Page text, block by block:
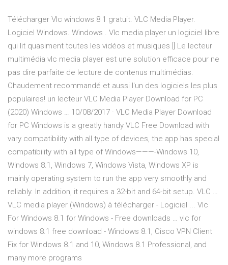
Télécharger Vlc windows 8 1 gratuit. VLC Media Player.
Logiciel Windows. Windows . Vlc media player un logiciel libre
qui lit quasiment toutes les vidéos et musiques [] Le lecteur
multimédia vlc media player est une solution efficace pour ne
pas dire parfaite de lecture de contenus multimédias.
Chaudement recommandé et aussi l'un des logiciels les plus
populaires! un lecteur VLC Media Player Download for PC
(2020) Windows … 10/08/2017 · VLC Media Player Download
for PC Windows is a greatly handy VLC Free Download with
vary compatibility with all type of devices, the app has special
compatibility with all type of Windows———-Windows 10,
Windows 8.1, Windows 7, Windows Vista, Windows XP is
mainly operating system to run the app very smoothly and
reliably. In addition, it requires a 32-bit and 64-bit setup. VLC …
VLC media player (Windows) à télécharger - Logiciel ... Vlc
For Windows 8.1 for Windows - Free downloads … vlc for
windows 8.1 free download - Windows 8.1, Cisco VPN Client
Fix for Windows 8.1 and 10, Windows 8.1 Professional, and
many more programs